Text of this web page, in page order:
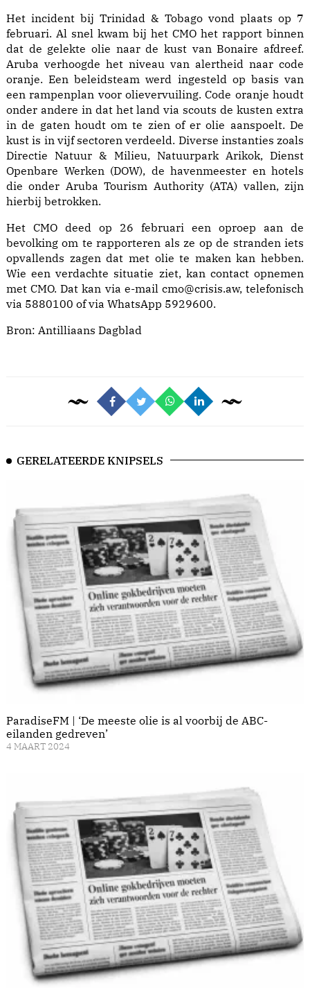
Het incident bij Trinidad & Tobago vond plaats op 7
februari. Al snel kwam bij het CMO het rapport binnen
dat de gelekte olie naar de kust van Bonaire afdreef.
Aruba verhoogde het niveau van alertheid naar code
oranje. Een beleidsteam werd ingesteld op basis van
een rampenplan voor olievervuiling. Code oranje houdt
onder andere in dat het land via scouts de kusten extra
in de gaten houdt om te zien of er olie aanspoelt. De
kust is in vijf sectoren verdeeld. Diverse instanties zoals
Directie Natuur & Milieu, Natuurpark Arikok, Dienst
Openbare Werken (DOW), de havenmeester en hotels
die onder Aruba Tourism Authority (ATA) vallen, zijn
hierbij betrokken.
Het CMO deed op 26 februari een oproep aan de
bevolking om te rapporteren als ze op de stranden iets
opvallends zagen dat met olie te maken kan hebben.
Wie een verdachte situatie ziet, kan contact opnemen
met CMO. Dat kan via e-mail cmo@crisis.aw, telefonisch
via 5880100 of via WhatsApp 5929600.
Bron: Antilliaans Dagblad
GERELATEERDE KNIPSELS
ParadiseFM | ‘De meeste olie is al voorbij de ABC-
eilanden gedreven’
4 MAART 2024